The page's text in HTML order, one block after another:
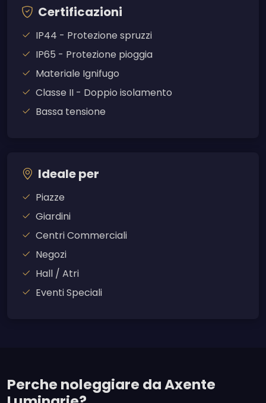
Certificazioni
IP44 - Protezione spruzzi
IP65 - Protezione pioggia
Materiale Ignifugo
Classe II - Doppio isolamento
Bassa tensione
Ideale per
Piazze
Giardini
Centri Commerciali
Negozi
Hall / Atri
Eventi Speciali
Perche noleggiare da Axente